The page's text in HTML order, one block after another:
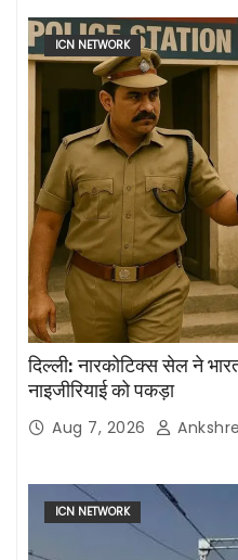
ICN NETWORK
दिल्ली: नारकोटिक्स सेल ने
नाइजीरियाई को पकड़ा
Aug 7, 2026
ICN NETWORK